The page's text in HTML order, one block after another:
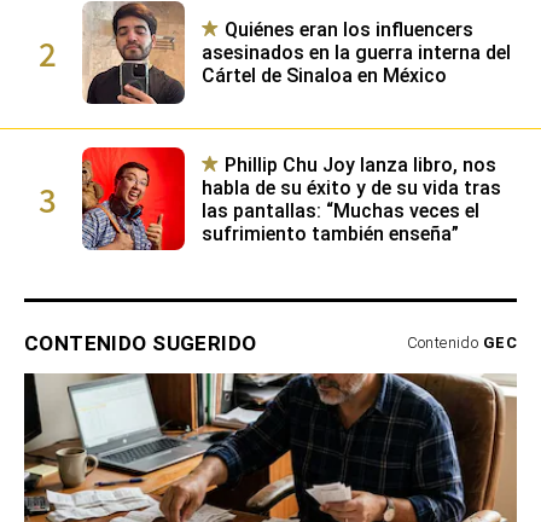
2
Quiénes eran los influencers
asesinados en la guerra interna del
Cártel de Sinaloa en México
3
Phillip Chu Joy lanza libro, nos
habla de su éxito y de su vida tras
las pantallas: “Muchas veces el
sufrimiento también enseña”
CONTENIDO SUGERIDO Contenido GEC